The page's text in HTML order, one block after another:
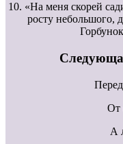
10. «На меня скорей
росту небольшого,
От
А